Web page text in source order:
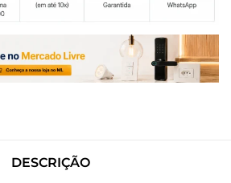
DESCRIÇÃO